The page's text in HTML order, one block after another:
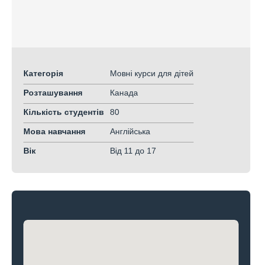
Категорія Мовні курси для дітей
Розташування Канада
Кількість студентів 80
Мова навчання Англійська
Вік Від 11 до 17